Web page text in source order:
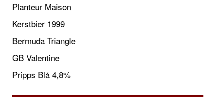
Planteur Maison
Kerstbier 1999
Bermuda Triangle
GB Valentine
Pripps Blå 4,8%